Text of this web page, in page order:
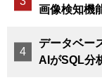
画像検知機
データベー
AIがSQL分